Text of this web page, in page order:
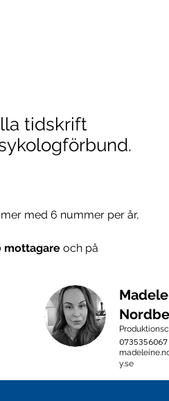
tidskrift
med 6 nummer per år,
mottagare och på
0735356067
y.se